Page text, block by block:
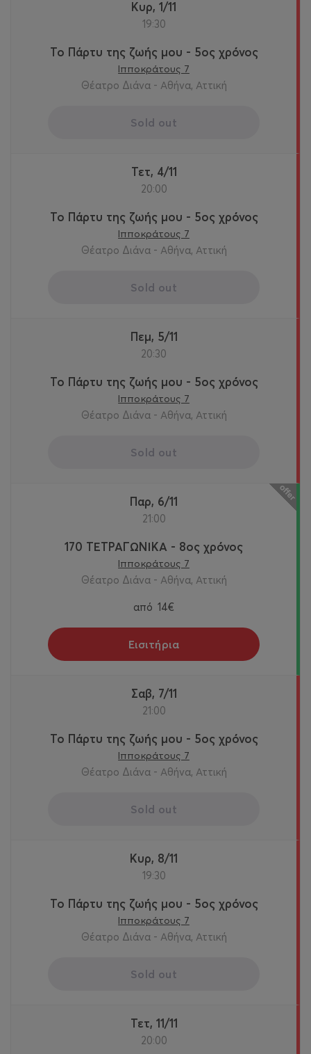
Κυρ, 1/11
19:30
Το Πάρτυ της ζωής μου - 5ος χρόνος
Ιπποκράτους 7
Θέατρο Διάνα - Αθήνα, Αττική
Sold out
Τετ, 4/11
20:00
Το Πάρτυ της ζωής μου - 5ος χρόνος
Ιπποκράτους 7
Θέατρο Διάνα - Αθήνα, Αττική
Sold out
Πεμ, 5/11
20:30
Το Πάρτυ της ζωής μου - 5ος χρόνος
Ιπποκράτους 7
Θέατρο Διάνα - Αθήνα, Αττική
Sold out
Παρ, 6/11
21:00
170 ΤΕΤΡΑΓΩΝΙΚΑ - 8ος χρόνος
Ιπποκράτους 7
Θέατρο Διάνα - Αθήνα, Αττική
από 14€
Εισιτήρια
Σαβ, 7/11
21:00
Το Πάρτυ της ζωής μου - 5ος χρόνος
Ιπποκράτους 7
Θέατρο Διάνα - Αθήνα, Αττική
Sold out
Κυρ, 8/11
19:30
Το Πάρτυ της ζωής μου - 5ος χρόνος
Ιπποκράτους 7
Θέατρο Διάνα - Αθήνα, Αττική
Sold out
Τετ, 11/11
20:00